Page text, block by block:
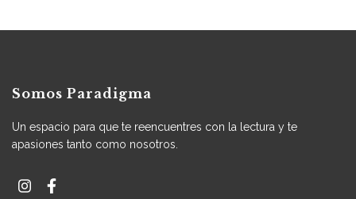
Somos Paradigma
Un espacio para que te reencuentres con la lectura y te
apasiones tanto como nosotros.